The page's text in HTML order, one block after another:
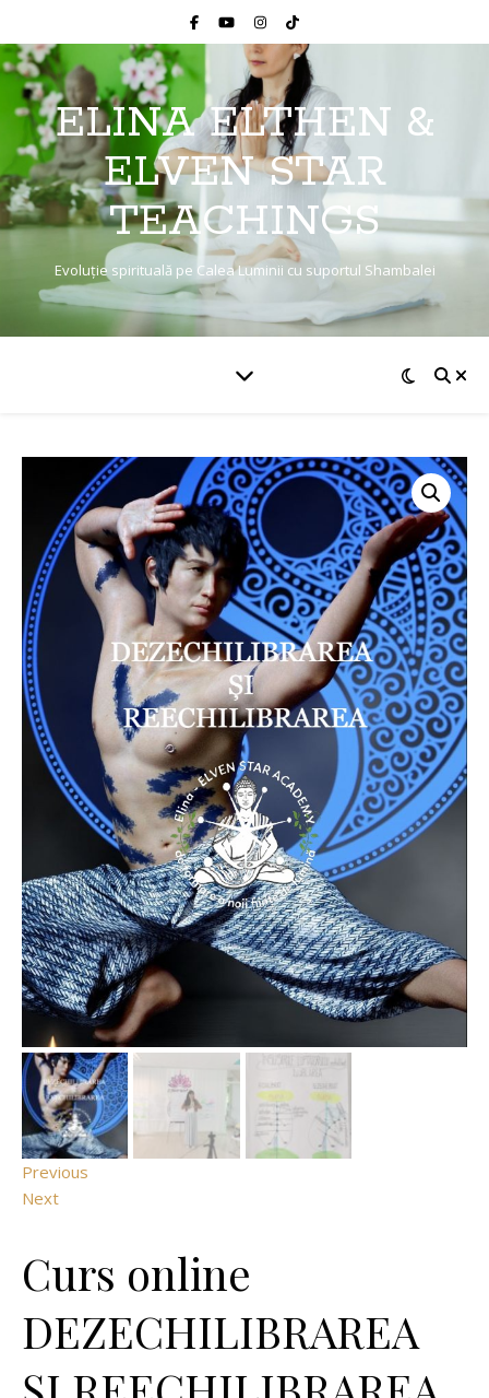
ELINA ELTHEN &
ELVEN STAR
TEACHINGS
Evoluție spirituală pe Calea Luminii cu suportul Shambalei
Previous
Next
Curs online
DEZECHILIBRAREA